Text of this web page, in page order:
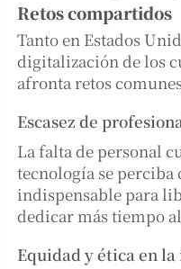
Retos compartidos
Tanto en Estados
digitalización de los
afronta retos
Escasez de
La falta de personal
tecnología se perciba
indispensable para
dedicar más tiempo
Equidad y ética en